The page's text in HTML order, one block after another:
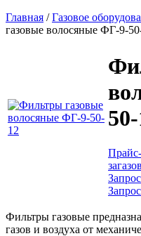
Главная / Газовое
газовые волосяные ФГ-9-
Фильтры газовые
газов и воздуха от